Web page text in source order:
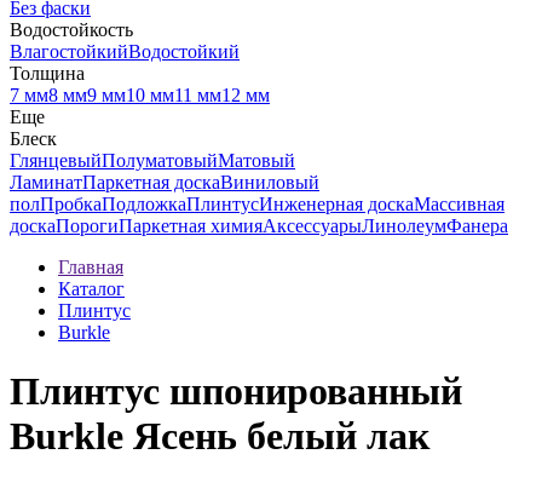
Без фаски
Водостойкость
ВлагостойкийВодостойкий
Толщина
7 мм8 мм9 мм10 мм11 мм12 мм
Еще
Блеск
ГлянцевыйПолуматовыйМатовый
ЛаминатПаркетная доскаВиниловый
полПробкаПодложкаПлинтусИнженерная доскаМассивная
доскаПорогиПаркетная химияАксессуарыЛинолеумФанера
Главная
Каталог
Плинтус
Burkle
Плинтус шпонированный
Burkle Ясень белый лак